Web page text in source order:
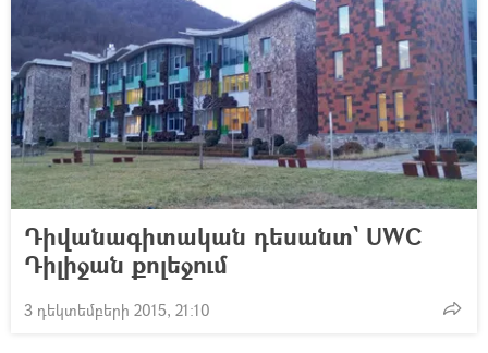
Դիվանագիտական դեսանտ` UWC
Դիլիջան քոլեջում
3 դեկտեմբերի 2015, 21:10